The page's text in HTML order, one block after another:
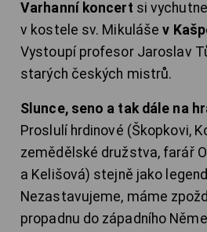
Varhanní koncert si
v kostele sv. Mikulášev
Vystoupí profesor Jaroslav
starých českých mistrů.
Slunce, seno a tak dále na
Proslulí hrdinové (Škopkovi,
zemědělské družstva, farář
a Kelišová) stejně jako
Nezastavujeme, máme
propadnu do západního